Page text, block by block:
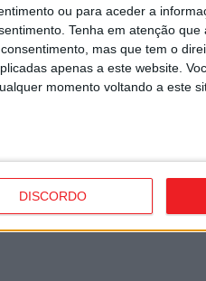
ou para aceder a
Tenha em atenção
mas que tem o
apenas a este website.
momento voltando a este
DISCORDO
de